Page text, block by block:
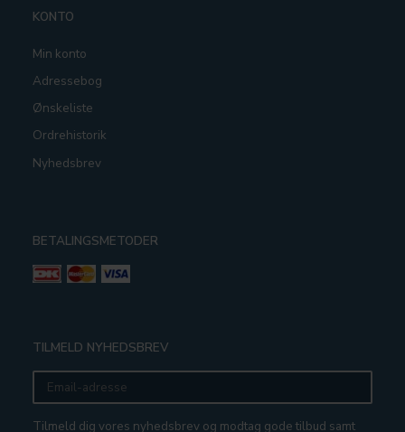
KONTO
Min konto
Adressebog
Ønskeliste
Ordrehistorik
Nyhedsbrev
BETALINGSMETODER
TILMELD NYHEDSBREV
Email-
adresse
Tilmeld dig vores nyhedsbrev og modtag gode tilbud samt